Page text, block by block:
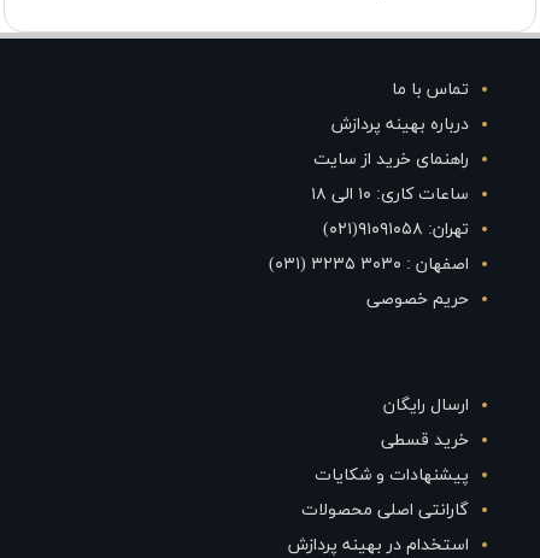
تماس با ما
درباره بهینه پردازش
راهنمای خرید از سایت
ساعات کاری: ۱۰ الی ۱۸
تهران: ۹۱۰۹۱۰۵۸(۰۲۱)
اصفهان : ۳۰۳۰ ۳۲۳۵ (۰۳۱)
حریم خصوصی
ارسال رایگان
خرید قسطی
پیشنهادات و شکایات
گارانتی اصلی محصولات
استخدام در بهینه پردازش